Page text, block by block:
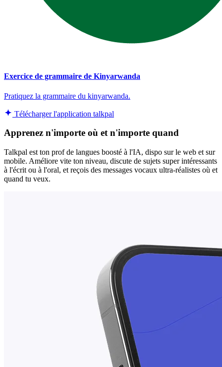
Exercice de grammaire de Kinyarwanda
Pratiquez la grammaire du kinyarwanda.
Télécharger l'application talkpal
Apprenez n'importe où et n'importe quand
Talkpal est ton prof de langues boosté à l'IA, dispo sur le web et sur
mobile. Améliore vite ton niveau, discute de sujets super intéressants
à l'écrit ou à l'oral, et reçois des messages vocaux ultra-réalistes où et
quand tu veux.